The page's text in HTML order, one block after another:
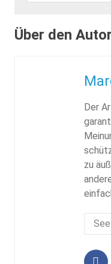
Über den Autor
Der
zu